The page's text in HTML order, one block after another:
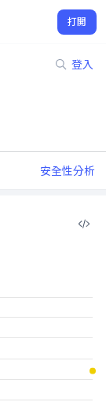
打開
登入
安全性分析